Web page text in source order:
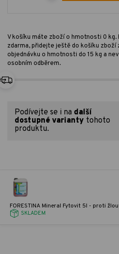
V košíku máte zboží o hmotnosti 0 kg.
zdarma, přidejte ještě do košíku zboží
objednávku o hmotnosti do 15 kg a
osobním odběrem.
Podívejte se i na další
dostupné varianty tohoto
produktu.
FORESTINA Mineral Fytovit 5l - proti
SKLADEM